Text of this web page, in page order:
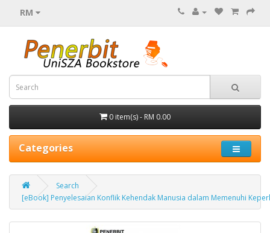
RM
0 item(s) - RM 0.00
Categories
Search
[eBook] Penyelesaian Konflik Kehendak Manusia dalam Memenuhi